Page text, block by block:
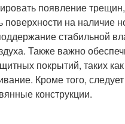
появление
на наличие
стабильной
Также важно
покрытий, таких
Кроме того,
конструкции.